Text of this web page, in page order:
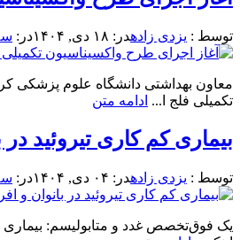
توسط : یزدی زادهدر: ۱۸ دی, ۱۴۰۴ در:
تکمیلی فلج ا... ادامه متن
بیماری کم کاری تیروئید در بانوان و
توسط : یزدی زادهدر: ۰۴ دی, ۱۴۰۴ در: